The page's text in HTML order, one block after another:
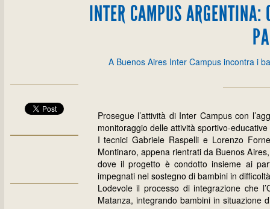
INTER CAMPUS
A Buenos Aires Inter Campus incontra i
Prosegue l’attività di Inter Campus con
monitoraggio delle attività sportivo-
I tecnici Gabriele Raspelli e Lorenzo
Montinaro, appena rientrati da Buenos
dove il progetto è condotto insieme ai
impegnati nel sostegno di bambini in
Lodevole il processo di integrazione che
Matanza, integrando bambini in situazione